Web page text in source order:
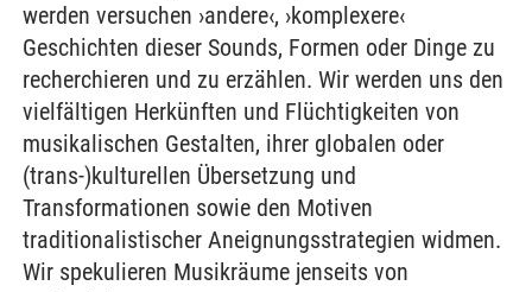
werden versuchen ›andere‹, ›komplexere‹
Geschichten dieser Sounds, Formen oder Dinge zu
recherchieren und zu erzählen. Wir werden uns den
vielfältigen Herkünften und Flüchtigkeiten von
musikalischen Gestalten, ihrer globalen oder
(trans-)kulturellen Übersetzung und
Transformationen sowie den Motiven
traditionalistischer Aneignungsstrategien widmen.
Wir spekulieren Musikräume jenseits von